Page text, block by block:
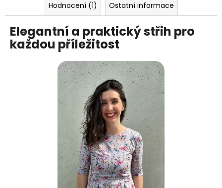
Hodnocení (1)
Ostatní informace
Elegantní a praktický střih pro
každou příležitost